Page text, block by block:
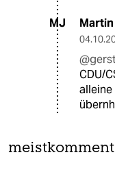
MJ
CDU/